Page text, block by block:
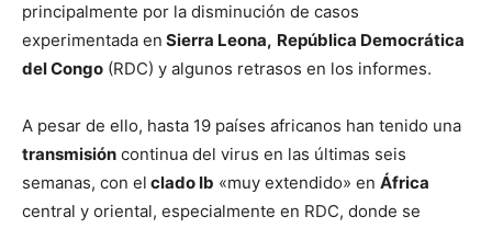
principalmente por la disminución de casos
experimentada en Sierra Leona, República Democrática
del Congo (RDC) y algunos retrasos en los informes.
A pesar de ello, hasta 19 países africanos han tenido una
transmisión continua del virus en las últimas seis
semanas, con el clado Ib «muy extendido» en África
central y oriental, especialmente en RDC, donde se